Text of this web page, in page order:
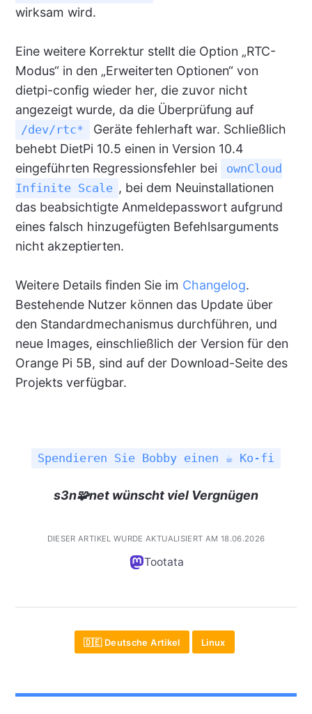
wirksam wird.
Eine weitere Korrektur stellt die Option „RTC-
Modus“ in den „Erweiterten Optionen“ von
dietpi-config wieder her, die zuvor nicht
angezeigt wurde, da die Überprüfung auf
/dev/rtc*
Geräte fehlerhaft war. Schließlich
behebt DietPi 10.5 einen in Version 10.4
eingeführten Regressionsfehler bei
ownCloud
Infinite Scale , bei dem Neuinstallationen
das beabsichtigte Anmeldepasswort aufgrund
eines falsch hinzugefügten Befehlsarguments
nicht akzeptierten.
Weitere Details finden Sie im Changelog.
Bestehende Nutzer können das Update über
den Standardmechanismus durchführen, und
neue Images, einschließlich der Version für den
Orange Pi 5B, sind auf der Download-Seite des
Projekts verfügbar.
Spendieren Sie Bobby einen ☕ Ko-fi
s3n🧩net wünscht viel Vergnügen
DIESER ARTIKEL WURDE AKTUALISIERT AM 18.06.2026
Tootata
🇩🇪 Deutsche Artikel Linux